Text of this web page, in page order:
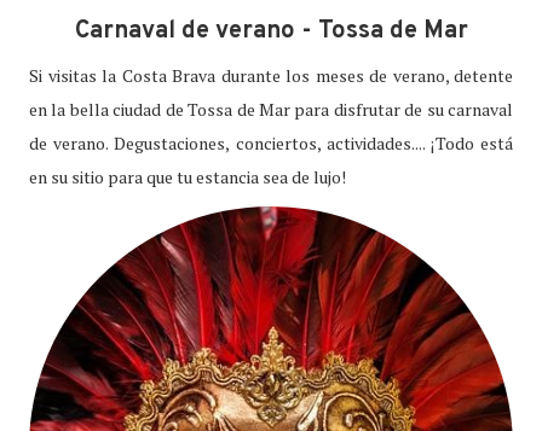
Carnaval de verano - Tossa de Mar
Si visitas la Costa Brava durante los meses de verano, detente
en la bella ciudad de Tossa de Mar para disfrutar de su carnaval
de verano. Degustaciones, conciertos, actividades.... ¡Todo está
en su sitio para que tu estancia sea de lujo!